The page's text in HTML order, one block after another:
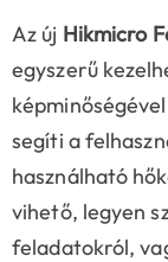
Az új Hikmicro
egyszerű
segíti a
használható
vihető, legyen
feladatokról,